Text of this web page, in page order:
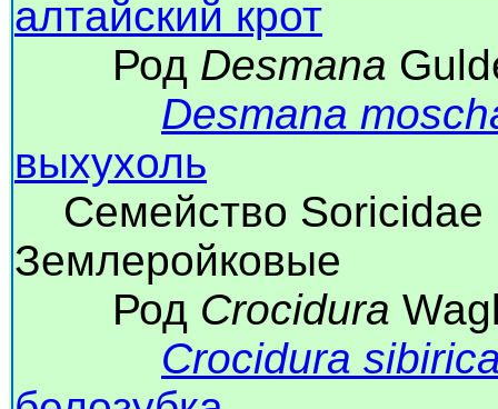
алтайский крот
Род Desmana
Desmana
выхухоль
Семейство Soricidae
Землеройковые
Род Crocidura
Crocidura